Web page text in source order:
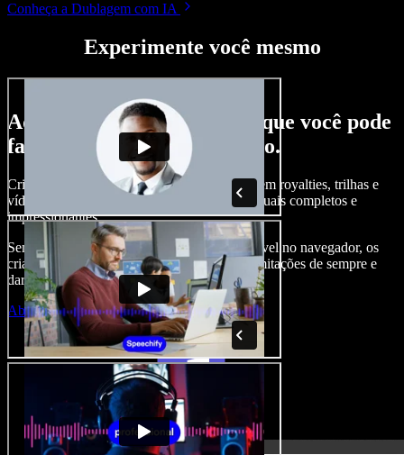
Conheça a Dublagem com IA
Experimente você mesmo
Aqui vai só um gostinho do que você pode
fazer com o Speechify Studio.
Crie narrações, adicione imagens de banco sem royalties, trilhas e
vídeos, clone sua voz e crie projetos audiovisuais completos e
impressionantes.
Sem curva de aprendizado e com tudo acessível no navegador, os
criadores de conteúdo podem se livrar das limitações de sempre e
dar vida a todas as suas ideias criativas.
Abrir o Studio